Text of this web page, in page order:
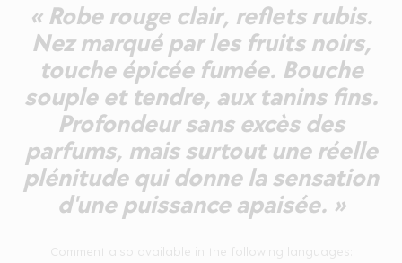
« Robe rouge clair, reflets rubis.
Nez marqué par les fruits noirs,
touche épicée fumée. Bouche
souple et tendre, aux tanins fins.
Profondeur sans excès des
parfums, mais surtout une réelle
plénitude qui donne la sensation
d'une puissance apaisée. »